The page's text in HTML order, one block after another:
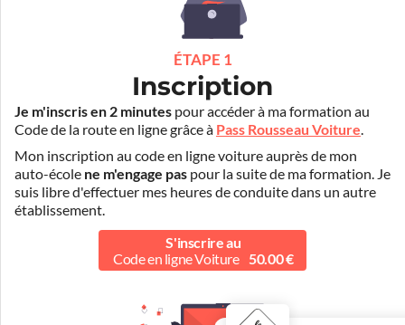
ÉTAPE 1
Inscription
Je m'inscris en 2 minutes pour accéder à ma formation au
Code de la route en ligne grâce à Pass Rousseau Voiture.
Mon inscription au code en ligne voiture auprès de mon
auto-école ne m'engage pas pour la suite de ma formation. Je
suis libre d'effectuer mes heures de conduite dans un autre
établissement.
S'inscrire au
Code en ligne Voiture 50.00 €